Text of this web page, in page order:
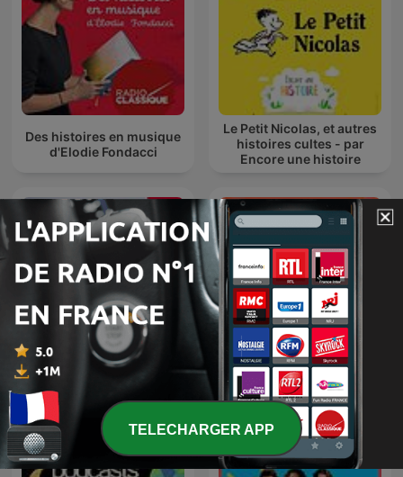
Des histoires en musique
d'Elodie Fondacci
Le Petit Nicolas, et autres
histoires cultes - par
Encore une histoire
Les p'tits bateaux Petit Vulgaire
TELECHARGER APP